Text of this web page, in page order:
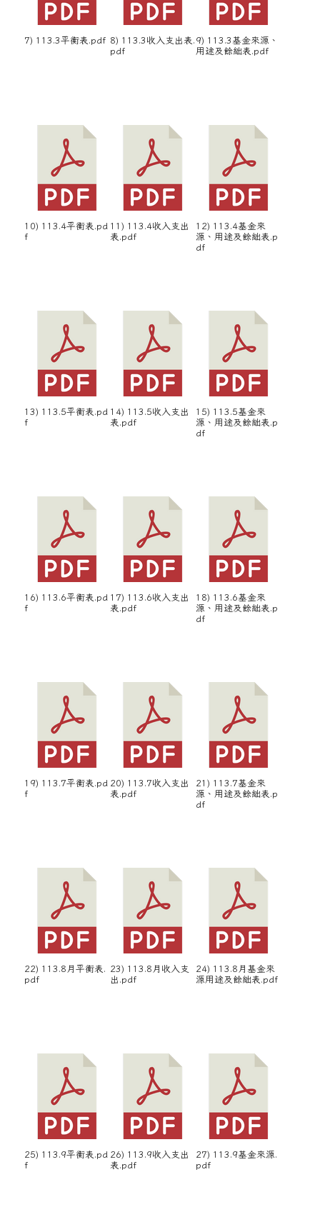
7) 113.3平衡表.pdf 8) 113.3收入支出表.
pdf
9) 113.3基金來源、
用途及餘絀表.pdf
10) 113.4平衡表.pd
f
11) 113.4收入支出
表.pdf
12) 113.4基金來
源、用途及餘絀表.p
df
13) 113.5平衡表.pd
f
14) 113.5收入支出
表.pdf
15) 113.5基金來
源、用途及餘絀表.p
df
16) 113.6平衡表.pd
f
17) 113.6收入支出
表.pdf
18) 113.6基金來
源、用途及餘絀表.p
df
19) 113.7平衡表.pd
f
20) 113.7收入支出
表.pdf
21) 113.7基金來
源、用途及餘絀表.p
df
22) 113.8月平衡表.
pdf
23) 113.8月收入支
出.pdf
24) 113.8月基金來
源用途及餘絀表.pdf
25) 113.9平衡表.pd
f
26) 113.9收入支出
表.pdf
27) 113.9基金來源.
pdf